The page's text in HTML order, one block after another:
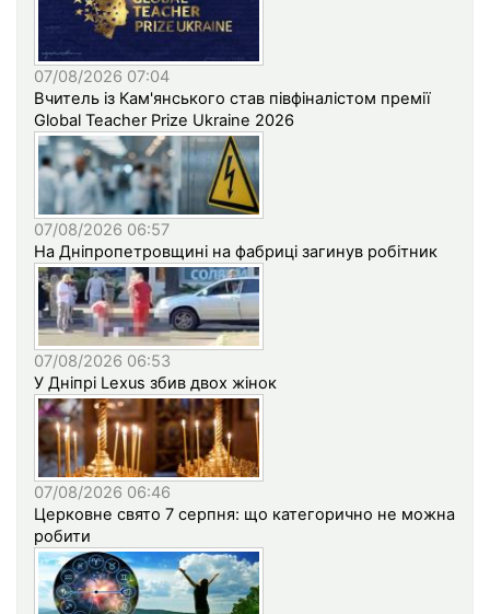
07/08/2026 07:04
Вчитель із Кам'янського став півфіналістом премії
Global Teacher Prize Ukraine 2026
07/08/2026 06:57
На Дніпропетровщині на фабриці загинув робітник
07/08/2026 06:53
У Дніпрі Lexus збив двох жінок
07/08/2026 06:46
Церковне свято 7 серпня: що категорично не можна
робити